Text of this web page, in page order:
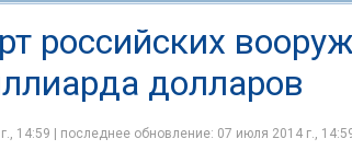
российских
долларов
14:59 | последнее обновление: 07 июля 2014 г.,